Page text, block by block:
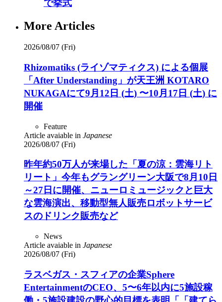
で挙式
More Articles
2026/08/07 (Fri)
Rhizomatiks (ライゾマティクス) による個展
「After Understanding」が天王洲 KOTARO
NUKAGAにて9月12日 (土) 〜10月17日 (土) に
開催
Feature
Article avaiable in Japanese
2026/08/07 (Fri)
昨年約50万人が来場した「夏の涼：雲海リト
リート」今年もグラングリーン大阪で8月10日
～27日に開催、ニューロミュージックと巨大
な雲海演出、移動型無人販売ロボットサービ
スのドリンク販売など
News
Article avaiable in Japanese
2026/08/07 (Fri)
ラスベガス・スフィアの企業Sphere
EntertainmentのCEO、5〜6年以内に5施設稼